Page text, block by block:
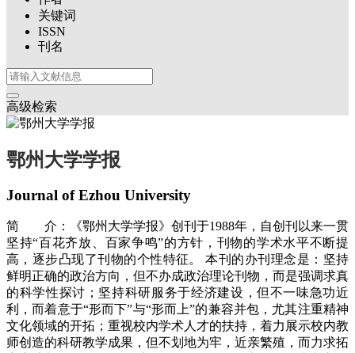
关键词
ISSN
刊名
高级检索
鄂州大学学报
Journal of Ezhou University
简 介：《鄂州大学学报》创刊于1988年，自创刊以来一贯
坚持“百花齐放、百家争鸣”的方针，刊物的学术水平不断提
高，逐步凸现了刊物的个性特征。 本刊的办刊理念是：坚持
鲜明正确的政治方向，但不办成政治理论刊物，而是强调求真
的科学性探讨；坚持科研服务于经济建设，但不一味急功近
利，而着意于“形而下”与“形而上”的兼容并包，尤其注重精神
文化领域的开拓；重视校内学术人才的扶持，着力展示校内教
师创造的科研教学成果，但不划地为牢，近亲繁殖，而力求拓